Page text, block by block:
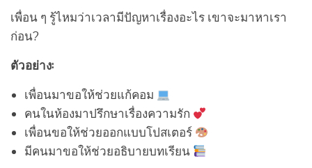
เพื่อน ๆ รู้ไหมว่าเวลามีปัญหาเรื่องอะไร เขาจะมาหาเรา
ก่อน?
ตัวอย่าง:
เพื่อนมาขอให้ช่วยแก้คอม
คนในห้องมาปรึกษาเรื่องความรัก
เพื่อนขอให้ช่วยออกแบบโปสเตอร์
มีคนมาขอให้ช่วยอธิบายบทเรียน